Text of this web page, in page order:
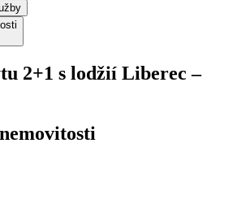
2+1 s lodžií Liberec –